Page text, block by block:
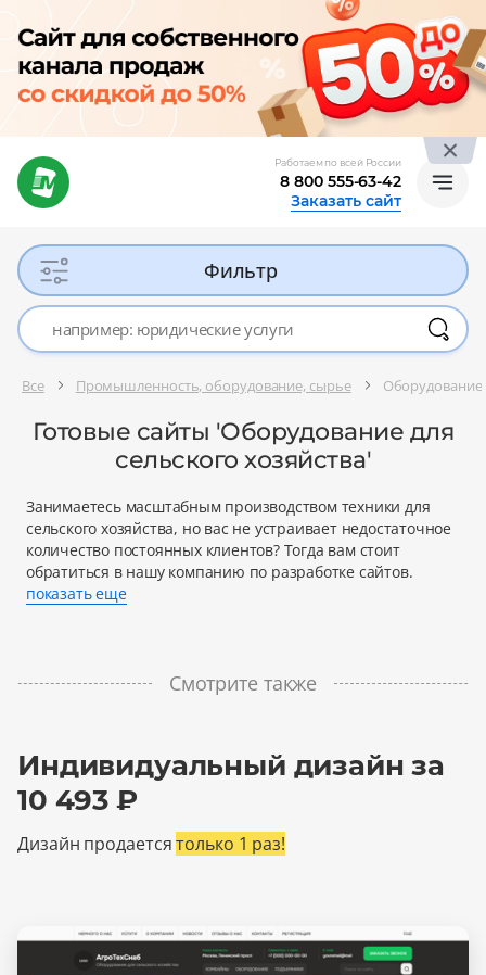
Работаем по всей России
8 800 555-63-42
Заказать сайт
Фильтр
Все Промышленность, оборудование, сырье Оборудование
Готовые сайты 'Оборудование для
сельского хозяйства'
Занимаетесь масштабным производством техники для
сельского хозяйства, но вас не устраивает недостаточное
количество постоянных клиентов? Тогда вам стоит
обратиться в нашу компанию по разработке сайтов.
показать еще
Смотрите также
Индивидуальный дизайн за
10 493 ₽
Дизайн продаетсятолько 1 раз!